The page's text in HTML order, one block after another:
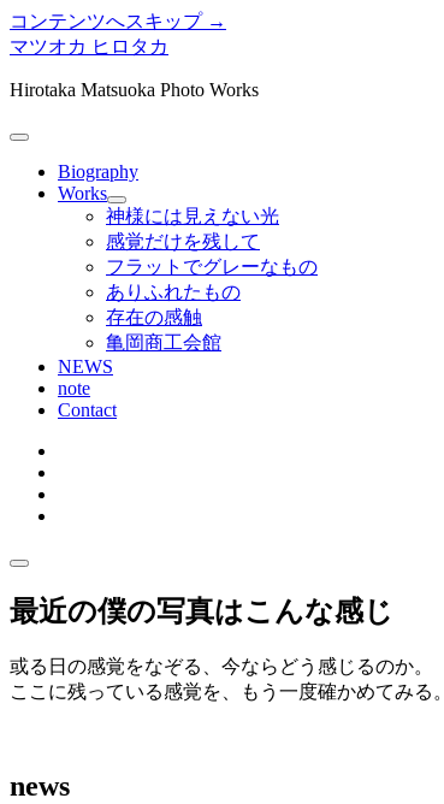
コンテンツへスキップ →
マツオカ ヒロタカ
Hirotaka Matsuoka Photo Works
メ
Biography
Works
メ
ニ
ュ
ー
を
開
く
神様には見えない光
感覚だけを残して
フラットでグレーなもの
ありふれたもの
存在の感触
亀岡商工会館
NEWS
note
Contact
サ
イ
バ
サ
イ
ド
ー
を
開
最近の僕の写真はこんな感じ
或る日の感覚をなぞる、今ならどう感じるのか。
ここに残っている感覚を、もう一度確かめてみる。
news